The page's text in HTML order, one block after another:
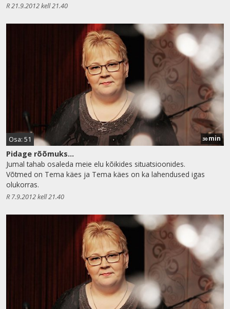
R 21.9.2012 kell 21.40
Osa: 51 30 min
Pidage rõõmuks...
Jumal tahab osaleda meie elu kõikides situatsioonides.
Võtmed on Tema käes ja Tema käes on ka lahendused igas
olukorras.
R 7.9.2012 kell 21.40